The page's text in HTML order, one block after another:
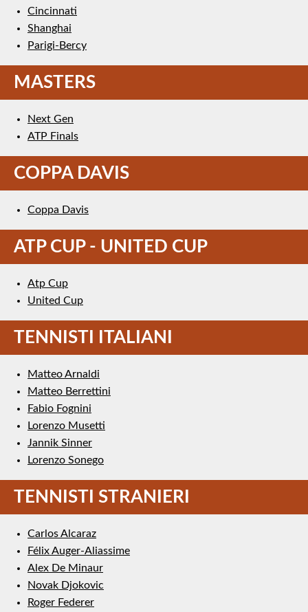
Cincinnati
Shanghai
Parigi-Bercy
MASTERS
Next Gen
ATP Finals
COPPA DAVIS
Coppa Davis
ATP CUP - UNITED CUP
Atp Cup
United Cup
TENNISTI ITALIANI
Matteo Arnaldi
Matteo Berrettini
Fabio Fognini
Lorenzo Musetti
Jannik Sinner
Lorenzo Sonego
TENNISTI STRANIERI
Carlos Alcaraz
Félix Auger-Aliassime
Alex De Minaur
Novak Djokovic
Roger Federer